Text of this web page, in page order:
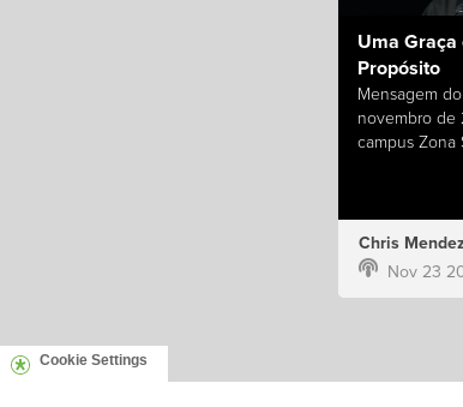
Uma Graça
Propósito
Mensagem
novembro de
campus Zona
Chris Mendez
Nov 23
Cookie Settings